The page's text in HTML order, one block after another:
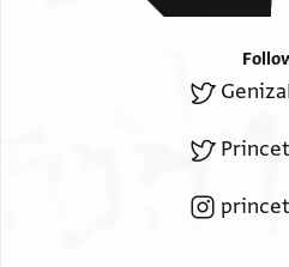
דעל כתפאי דלא
דשטארי אלא כחומר כל שטארי
הוא בעיסק